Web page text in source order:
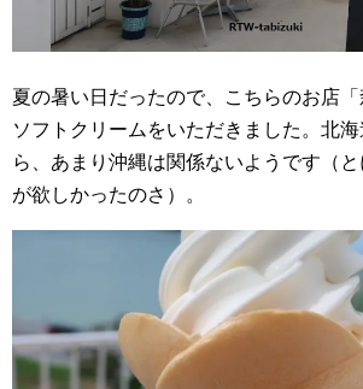
夏の暑い日だったので、こちらのお店
ソフトクリームをいただきました。北
ら、あまり沖縄は関係ないようです（
が欲しかったのさ）。